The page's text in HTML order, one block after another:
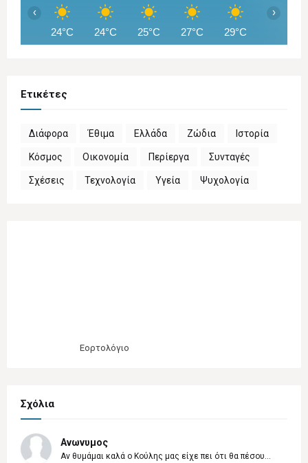
24°C 24°C 25°C 27°C 29°C
‹ ›
Ετικέτες
Διάφορα Έθιμα Ελλάδα Ζώδια Ιστορία
Κόσμος Οικονομία Περίεργα Συνταγές
Σχέσεις Τεχνολογία Υγεία Ψυχολογία
Εορτολόγιο
Σχόλια
Ανωνυμος
Αν θυμάμαι καλά ο Κούλης μας είχε πει ότι θα πέσου...